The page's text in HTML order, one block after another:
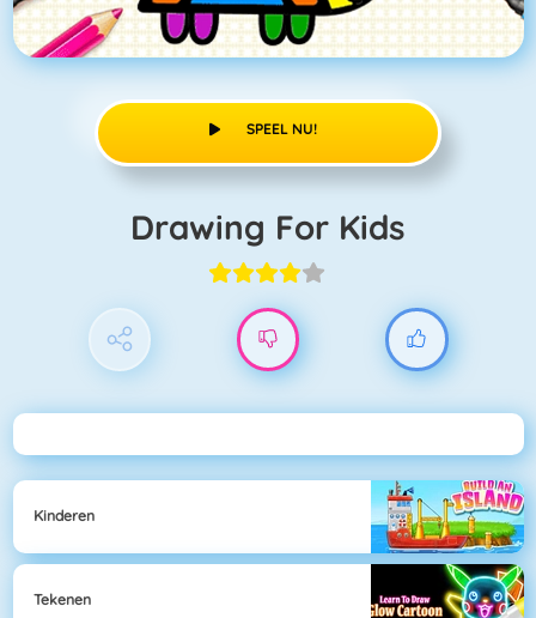
SPEEL NU!
Drawing For Kids
Kinderen
Tekenen